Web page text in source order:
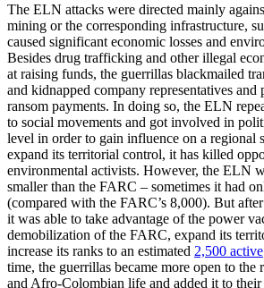
The ELN attacks were directed mainly
mining or the corresponding infrastructure,
caused significant economic losses and
Besides drug trafficking and other illegal
at raising funds, the guer­rillas blackmailed
and kidnapped company representatives and
ransom payments. In doing so, the ELN
to social movements and got involved in
level in order to gain influence on a regional
expand its territorial control, it has killed
environmental activists. However, the ELN
smaller than the FARC – sometimes it had
(compared with the FARC’s 8,000). But after
it was able to take advantage of the power
demobilization of the FARC, expand its
increase its ranks to an estimated 2,500 active
time, the guerrillas became more open to the
and Afro-Colombian life and added it to their